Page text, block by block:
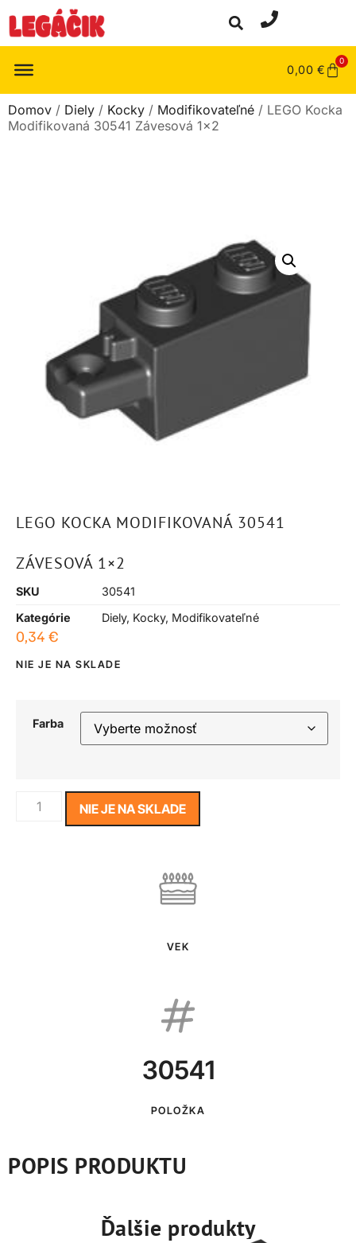
0,00 €
0
Domov / Diely / Kocky / Modifikovateľné / LEGO Kocka
Modifikovaná 30541 Závesová 1×2
LEGO KOCKA MODIFIKOVANÁ 30541
ZÁVESOVÁ 1×2
SKU
30541
Kategórie
Diely, Kocky, Modifikovateľné
0,34 €
NIE JE NA SKLADE
Farba
NIE JE NA SKLADE
VEK
30541
POLOŽKA
POPIS PRODUKTU
Ďalšie produkty